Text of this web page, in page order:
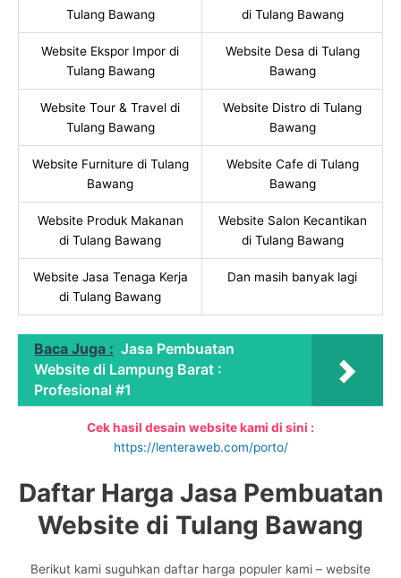
Tulang Bawang
di Tulang Bawang
Website Ekspor Impor di
Tulang Bawang
Website Desa di Tulang
Bawang
Website Tour & Travel di
Tulang Bawang
Website Distro di Tulang
Bawang
Website Furniture di Tulang
Bawang
Website Cafe di Tulang
Bawang
Website Produk Makanan
di Tulang Bawang
Website Salon Kecantikan
di Tulang Bawang
Website Jasa Tenaga Kerja
di Tulang Bawang
Dan masih banyak lagi
Baca Juga : Jasa Pembuatan
Website di Lampung Barat :
Profesional #1
Cek hasil desain website kami di sini :
https://lenteraweb.com/porto/
Daftar Harga Jasa Pembuatan
Website di Tulang Bawang
Berikut kami suguhkan daftar harga populer kami – website